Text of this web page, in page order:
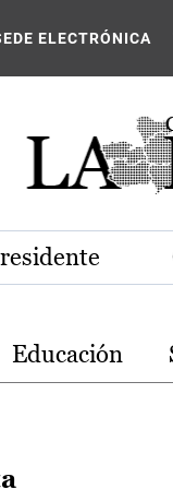
La
ELECTRÓNICA
Educación